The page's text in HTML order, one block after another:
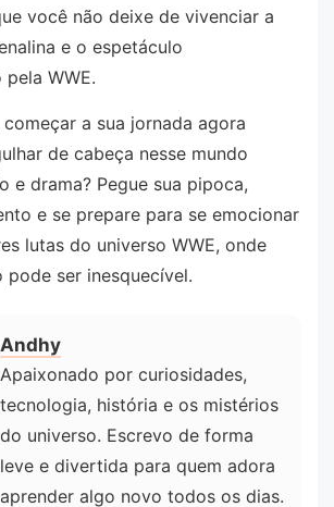
você não deixe de vivenciar a
e o espetáculo
WWE.
a sua jornada agora
de cabeça nesse mundo
e drama? Pegue sua pipoca,
e se prepare para se emocionar
lutas do universo WWE, onde
pode ser inesquecível.
Andhy
Apaixonado por curiosidades,
tecnologia, história e os mistérios
do universo. Escrevo de forma
leve e divertida para quem adora
aprender algo novo todos os dias.